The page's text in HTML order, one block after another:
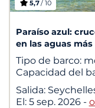
5,7/ 10
Paraíso azul:
en las aguas
Tipo de barco:
Capacidad del
Salida:
El: 5 sep. 2026 -